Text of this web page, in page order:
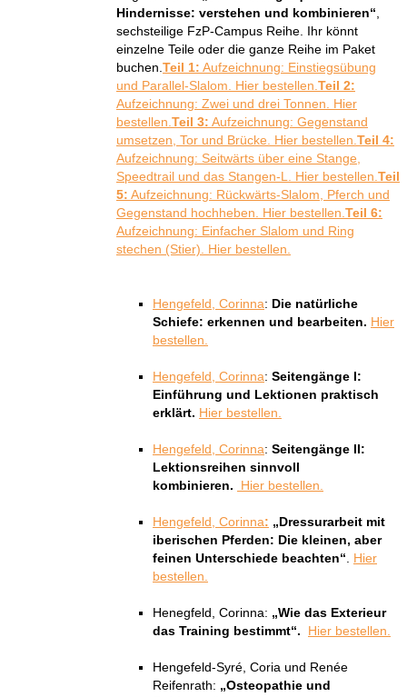
Hindernisse: verstehen und kombinieren“
sechsteilige FzP-Campus Reihe. Ihr könnt
einzelne Teile oder die ganze Reihe im Paket
buchen. Teil 1: Aufzeichnung: Einstiegsübung
und Parallel-Slalom. Hier bestellen. Teil 2:
Aufzeichnung: Zwei und drei Tonnen. Hier
bestellen. Teil 3: Aufzeichnung: Gegenstand
umsetzen, Tor und Brücke. Hier bestellen. Teil 4:
Aufzeichnung: Seitwärts über eine Stange,
Speedtrail und das Stangen-L. Hier bestellen. Teil
5: Aufzeichnung: Rückwärts-Slalom, Pferch und
Gegenstand hochheben. Hier bestellen. Teil 6:
Aufzeichnung: Einfacher Slalom und Ring
stechen (Stier). Hier bestellen.
Hengefeld, Corinna: Die natürliche
Schiefe: erkennen und bearbeiten. Hier
bestellen.
Hengefeld, Corinna: Seitengänge I:
Einführung und Lektionen praktisch
erklärt. Hier bestellen.
Hengefeld, Corinna: Seitengänge II:
Lektionsreihen sinnvoll
kombinieren.
Hier bestellen.
Hengefeld, Corinna: „Dressurarbeit mit
iberischen Pferden: Die kleinen, aber
feinen Unterschiede beachten“
Hier
bestellen.
Henegfeld, Corinna: „Wie das Exterieur
das Training bestimmt“.
Hier bestellen.
Hengefeld-Syré, Coria und Renée
Reifenrath: „Osteopathie und